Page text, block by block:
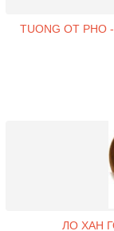
TUONG OT PHO
ЛО ХАН